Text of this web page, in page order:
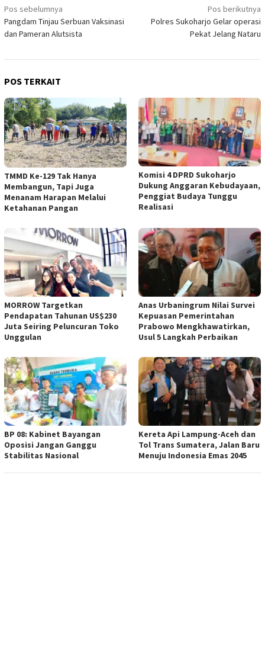
Navigasi
pos
Pos sebelumnya
Pangdam Tinjau Serbuan Vaksinasi
dan Pameran Alutsista
Pos berikutnya
Polres Sukoharjo Gelar operasi
Pekat Jelang Nataru
POS TERKAIT
TMMD Ke-129 Tak Hanya
Membangun, Tapi Juga
Menanam Harapan Melalui
Ketahanan Pangan
Komisi 4 DPRD Sukoharjo
Dukung Anggaran Kebudayaan,
Penggiat Budaya Tunggu
Realisasi
MORROW Targetkan
Pendapatan Tahunan US$230
Juta Seiring Peluncuran Toko
Unggulan
Anas Urbaningrum Nilai Survei
Kepuasan Pemerintahan
Prabowo Mengkhawatirkan,
Usul 5 Langkah Perbaikan
BP 08: Kabinet Bayangan
Oposisi Jangan Ganggu
Stabilitas Nasional
Kereta Api Lampung-Aceh dan
Tol Trans Sumatera, Jalan Baru
Menuju Indonesia Emas 2045